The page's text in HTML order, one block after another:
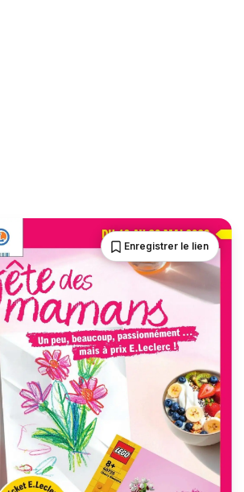
Enregistrer le lien